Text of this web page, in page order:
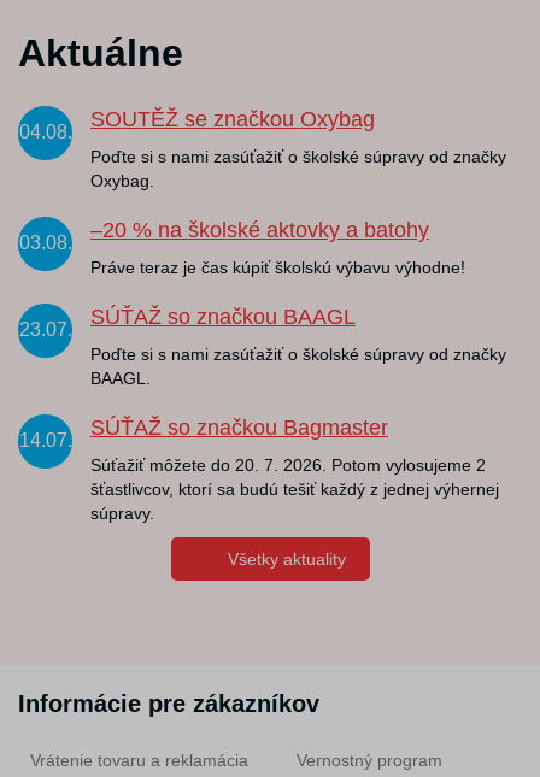
Aktuálne
04.08.
SOUTĚŽ se značkou Oxybag
Poďte si s nami zasúťažiť o školské súpravy od značky
Oxybag.
03.08.
–20 % na školské aktovky a batohy
Práve teraz je čas kúpiť školskú výbavu výhodne!
23.07.
SÚŤAŽ so značkou BAAGL
Poďte si s nami zasúťažiť o školské súpravy od značky
BAAGL.
14.07.
SÚŤAŽ so značkou Bagmaster
Súťažiť môžete do 20. 7. 2026. Potom vylosujeme 2
šťastlivcov, ktorí sa budú tešiť každý z jednej výhernej
súpravy.
Všetky aktuality
Informácie pre zákazníkov
Vrátenie tovaru a reklamácia Vernostný program